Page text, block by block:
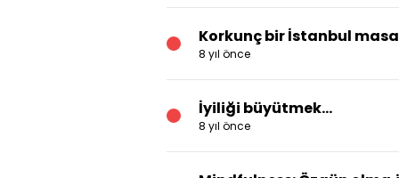
Korkunç bir İstanbul
8 yıl önce
İyiliği büyütmek...
8 yıl önce